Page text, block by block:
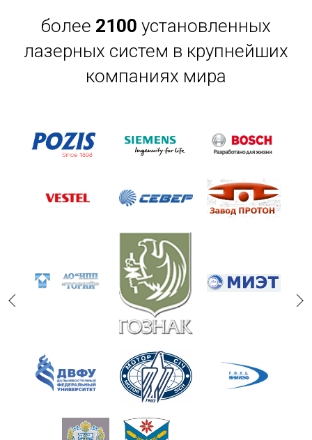
более 2100 установленных
лазерных систем в крупнейших
компаниях мира